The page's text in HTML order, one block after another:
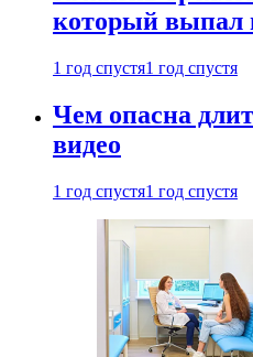
который выпал
1 год спустя1 год спустя
Чем опасна
видео
1 год спустя1 год спустя